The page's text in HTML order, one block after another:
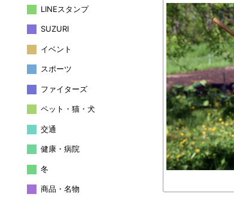
LINEスタンプ
SUZURI
イベント
スポーツ
ファイターズ
ペット・猫・犬
交通
健康・病院
冬
商品・名物